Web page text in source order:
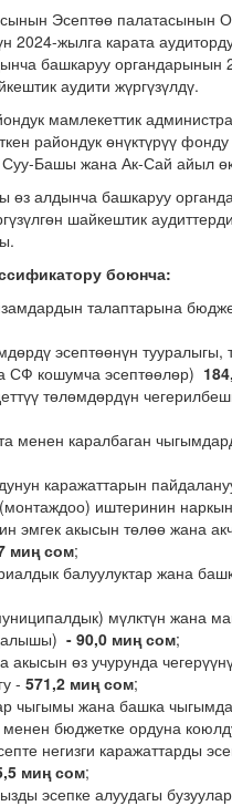
Эсептөө
2024-жылга карата
башкаруу
аудити жүргүзүлдү.
мамлекеттик
райондук өнүктүрүү
Башы жана Ак-Сай айыл
өз алдынча башкаруу
шайкештик
боюнча:
талаптарына
эсептөөнүн тууралыгы,
СФ кошумча эсептөөлөр)
төлөмдөрдүн
менен каралбаган
каражаттарын
иштеринин
эмгек акысын төлөө жана
миң сом;
балуулуктар жана
мүлктүн жана
- 90,0 миң сом;
акысын өз учурунда
- 571,2 миң сом;
чыгымы жана башка
менен бюджетке ордуна
негизги каражаттарды
миң сом;
эсепке алуудагы